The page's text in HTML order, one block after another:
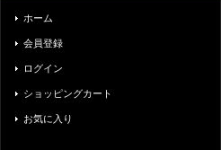
ホーム
会員登録
ログイン
ショッピングカート
お気に入り